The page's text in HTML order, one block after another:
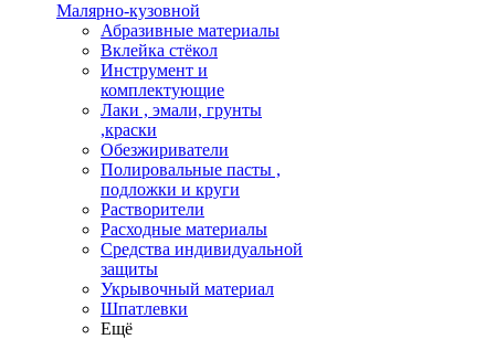
Малярно-кузовной
Абразивные материалы
Вклейка стёкол
Инструмент и
комплектующие
Лаки , эмали, грунты
,краски
Обезжириватели
Полировальные пасты ,
подложки и круги
Растворители
Расходные материалы
Средства индивидуальной
защиты
Укрывочный материал
Шпатлевки
Ещё